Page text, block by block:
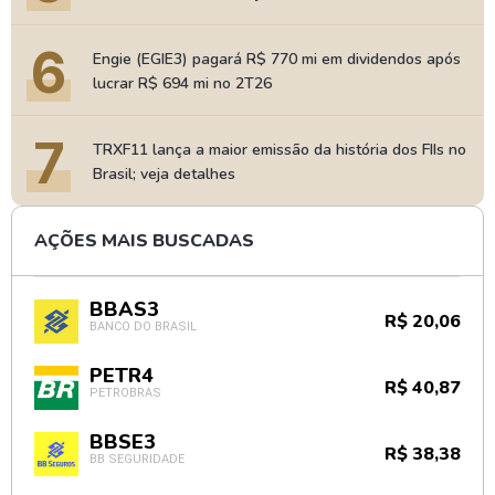
6
Engie (EGIE3) pagará R$ 770 mi em dividendos após
lucrar R$ 694 mi no 2T26
7
TRXF11 lança a maior emissão da história dos FIIs no
Brasil; veja detalhes
AÇÕES MAIS BUSCADAS
BBAS3
BANCO DO BRASIL R$ 20,06
PETR4
PETROBRAS R$ 40,87
BBSE3
BB SEGURIDADE R$ 38,38